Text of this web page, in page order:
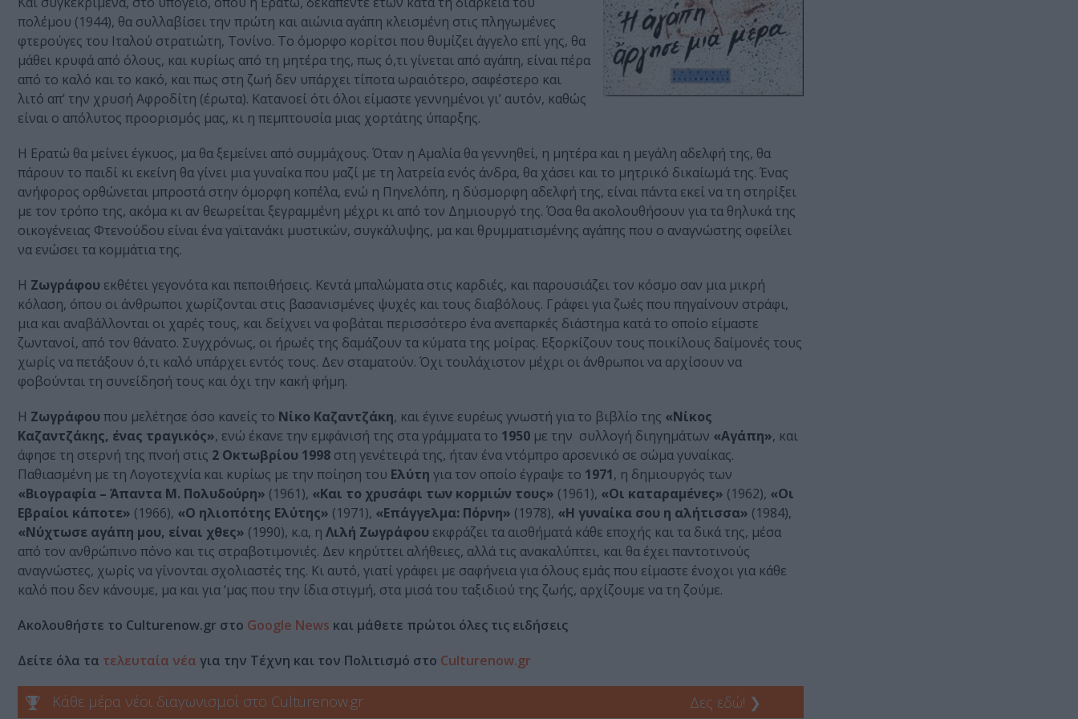
πολέμου (1944), θα συλλαβίσει την πρώτη και αιώνια αγάπη κλεισμένη στις πληγωμένες
φτερούγες του Ιταλού στρατιώτη, Τονίνο. Το όμορφο κορίτσι που θυμίζει άγγελο επί γης, θα
μάθει κρυφά από όλους, και κυρίως από τη μητέρα της, πως ό,τι γίνεται από αγάπη, είναι πέρα
από το καλό και το κακό, και πως στη ζωή δεν υπάρχει τίποτα ωραιότερο, σαφέστερο και
λιτό απ’ την χρυσή Αφροδίτη (έρωτα). Κατανοεί ότι όλοι είμαστε γεννημένοι γι’ αυτόν, καθώς
είναι ο απόλυτος προορισμός μας, κι η πεμπτουσία μιας χορτάτης ύπαρξης.
Η Ερατώ θα μείνει έγκυος, μα θα ξεμείνει από συμμάχους. Όταν η Αμαλία θα γεννηθεί, η μητέρα και η μεγάλη αδελφή της, θα
πάρουν το παιδί κι εκείνη θα γίνει μια γυναίκα που μαζί με τη λατρεία ενός άνδρα, θα χάσει και το μητρικό δικαίωμά της. Ένας
ανήφορος ορθώνεται μπροστά στην όμορφη κοπέλα, ενώ η Πηνελόπη, η δύσμορφη αδελφή της, είναι πάντα εκεί να τη στηρίξει
με τον τρόπο της, ακόμα κι αν θεωρείται ξεγραμμένη μέχρι κι από τον Δημιουργό της. Όσα θα ακολουθήσουν για τα θηλυκά της
οικογένειας Φτενούδου είναι ένα γαϊτανάκι μυστικών, συγκάλυψης, μα και θρυμματισμένης αγάπης που ο αναγνώστης οφείλει
να ενώσει τα κομμάτια της.
Η Ζωγράφου εκθέτει γεγονότα και πεποιθήσεις. Κεντά μπαλώματα στις καρδιές, και παρουσιάζει τον κόσμο σαν μια μικρή
κόλαση, όπου οι άνθρωποι χωρίζονται στις βασανισμένες ψυχές και τους διαβόλους. Γράφει για ζωές που πηγαίνουν στράφι,
μια και αναβάλλονται οι χαρές τους, και δείχνει να φοβάται περισσότερο ένα ανεπαρκές διάστημα κατά το οποίο είμαστε
ζωντανοί, από τον θάνατο. Συγχρόνως, οι ήρωές της δαμάζουν τα κύματα της μοίρας. Εξορκίζουν τους ποικίλους δαίμονές τους
χωρίς να πετάξουν ό,τι καλό υπάρχει εντός τους. Δεν σταματούν. Όχι τουλάχιστον μέχρι οι άνθρωποι να αρχίσουν να
φοβούνται τη συνείδησή τους και όχι την κακή φήμη.
Η Ζωγράφου που μελέτησε όσο κανείς το Νίκο Καζαντζάκη, και έγινε ευρέως γνωστή για το βιβλίο της «Νίκος
Καζαντζάκης, ένας τραγικός», ενώ έκανε την εμφάνισή της στα γράμματα το 1950 με την συλλογή διηγημάτων «Αγάπη», και
άφησε τη στερνή της πνοή στις 2 Οκτωβρίου 1998 στη γενέτειρά της, ήταν ένα ντόμπρο αρσενικό σε σώμα γυναίκας.
Παθιασμένη με τη Λογοτεχνία και κυρίως με την ποίηση του Ελύτη για τον οποίο έγραψε το 1971, η δημιουργός των
«Βιογραφία – Άπαντα Μ. Πολυδούρη» (1961), «Και το χρυσάφι των κορμιών τους» (1961), «Οι καταραμένες» (1962), «Οι
Εβραίοι κάποτε» (1966), «Ο ηλιοπότης Ελύτης» (1971), «Επάγγελμα: Πόρνη» (1978), «Η γυναίκα σου η αλήτισσα» (1984),
«Νύχτωσε αγάπη μου, είναι χθες» (1990), κ.α, η Λιλή Ζωγράφου εκφράζει τα αισθήματά κάθε εποχής και τα δικά της, μέσα
από τον ανθρώπινο πόνο και τις στραβοτιμονιές. Δεν κηρύττει αλήθειες, αλλά τις ανακαλύπτει, και θα έχει παντοτινούς
αναγνώστες, χωρίς να γίνονται σχολιαστές της. Κι αυτό, γιατί γράφει με σαφήνεια για όλους εμάς που είμαστε ένοχοι για κάθε
καλό που δεν κάνουμε, μα και για ‘μας που την ίδια στιγμή, στα μισά του ταξιδιού της ζωής, αρχίζουμε να τη ζούμε.
Ακολουθήστε το Culturenow.gr στο Google News και μάθετε πρώτοι όλες τις ειδήσεις
Δείτε όλα τα τελευταία νέα για την Τέχνη και τον Πολιτισμό στο Culturenow.gr
Κάθε μέρα νέοι διαγωνισμοί στο Culturenow.gr Δες εδώ! ❯